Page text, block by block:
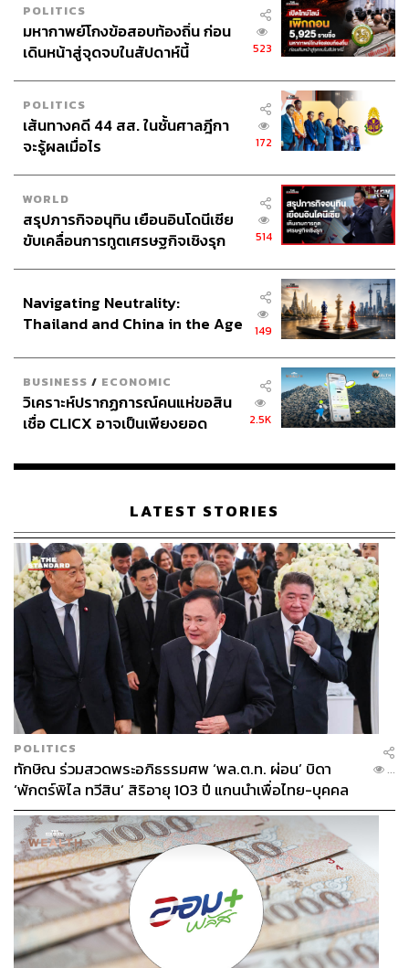
https://techcrunch.com/2026/05/07/google-unveils-w
hoop-like-screenless-fitbit-air/
https://www.bloomberg.com/news/articles/2026-05-0
7/google-fitbit-air-100-price-whoop-comparison-featu
res-subscription
สามารถติดตาม THE STANDARD WEALTH
ผ่านแอปพลิเคชันต่างๆ ที่คุณสะดวกหรือใช้งานอยู่แล้วได้เลย
TAGS: สุขภาพ Samsung Huawei
Xiaomi
การนอนหลับ
Gemini
การออกกำลังกาย
เทคโนโลยี
1.8K
ABOUT THE AUTHOR
ถนัดกิจ จันกิเสน
Content Creator ประจำกองบรรณาธิการ
THE STANDARD WEALTH ผู้เสพติดโลก
ธุรกิจ การตลาด เทคโนโลยี และชอบสำรวจ
โลกออฟไลน์และออนไลน์มาถอดรหัสความ
เคลื่อนไหวให้เป็นเรื่องเข้าใจง่าย สนุก และได้
ไอเดียใหม่ๆ
POLITICS
มหากาพย์โกงข้อสอบท้องถิ่น ก่อน
เดินหน้าสู่จุดจบในสัปดาห์นี้
523
POLITICS
เส้นทางคดี 44 สส. ในชั้นศาลฎีกา
จะรู้ผลเมื่อไร
172
WORLD
สรุปภารกิจอนุทิน เยือนอินโดนีเซีย
ขับเคลื่อนการทูตเศรษฐกิจเชิงรุก
514
Navigating Neutrality:
Thailand and China in the Age
149
BUSINESS / ECONOMIC
วิเคราะห์ปรากฏการณ์คนแห่ขอสิน
เชื่อ CLICX อาจเป็นเพียงยอด
เรือนไทยที่ถูกซุกไว้
2.5K
LATEST STORIES
POLITICS
ทักษิณ ร่วมสวดพระอภิธรรมศพ ‘พล.ต.ท. ผ่อน’ บิดา
‘พักตร์พิไล ทวีสิน’ สิริอายุ 103 ปี แกนนำเพื่อไทย-บุคคล
หลากวงการร่วมอาลัย
...